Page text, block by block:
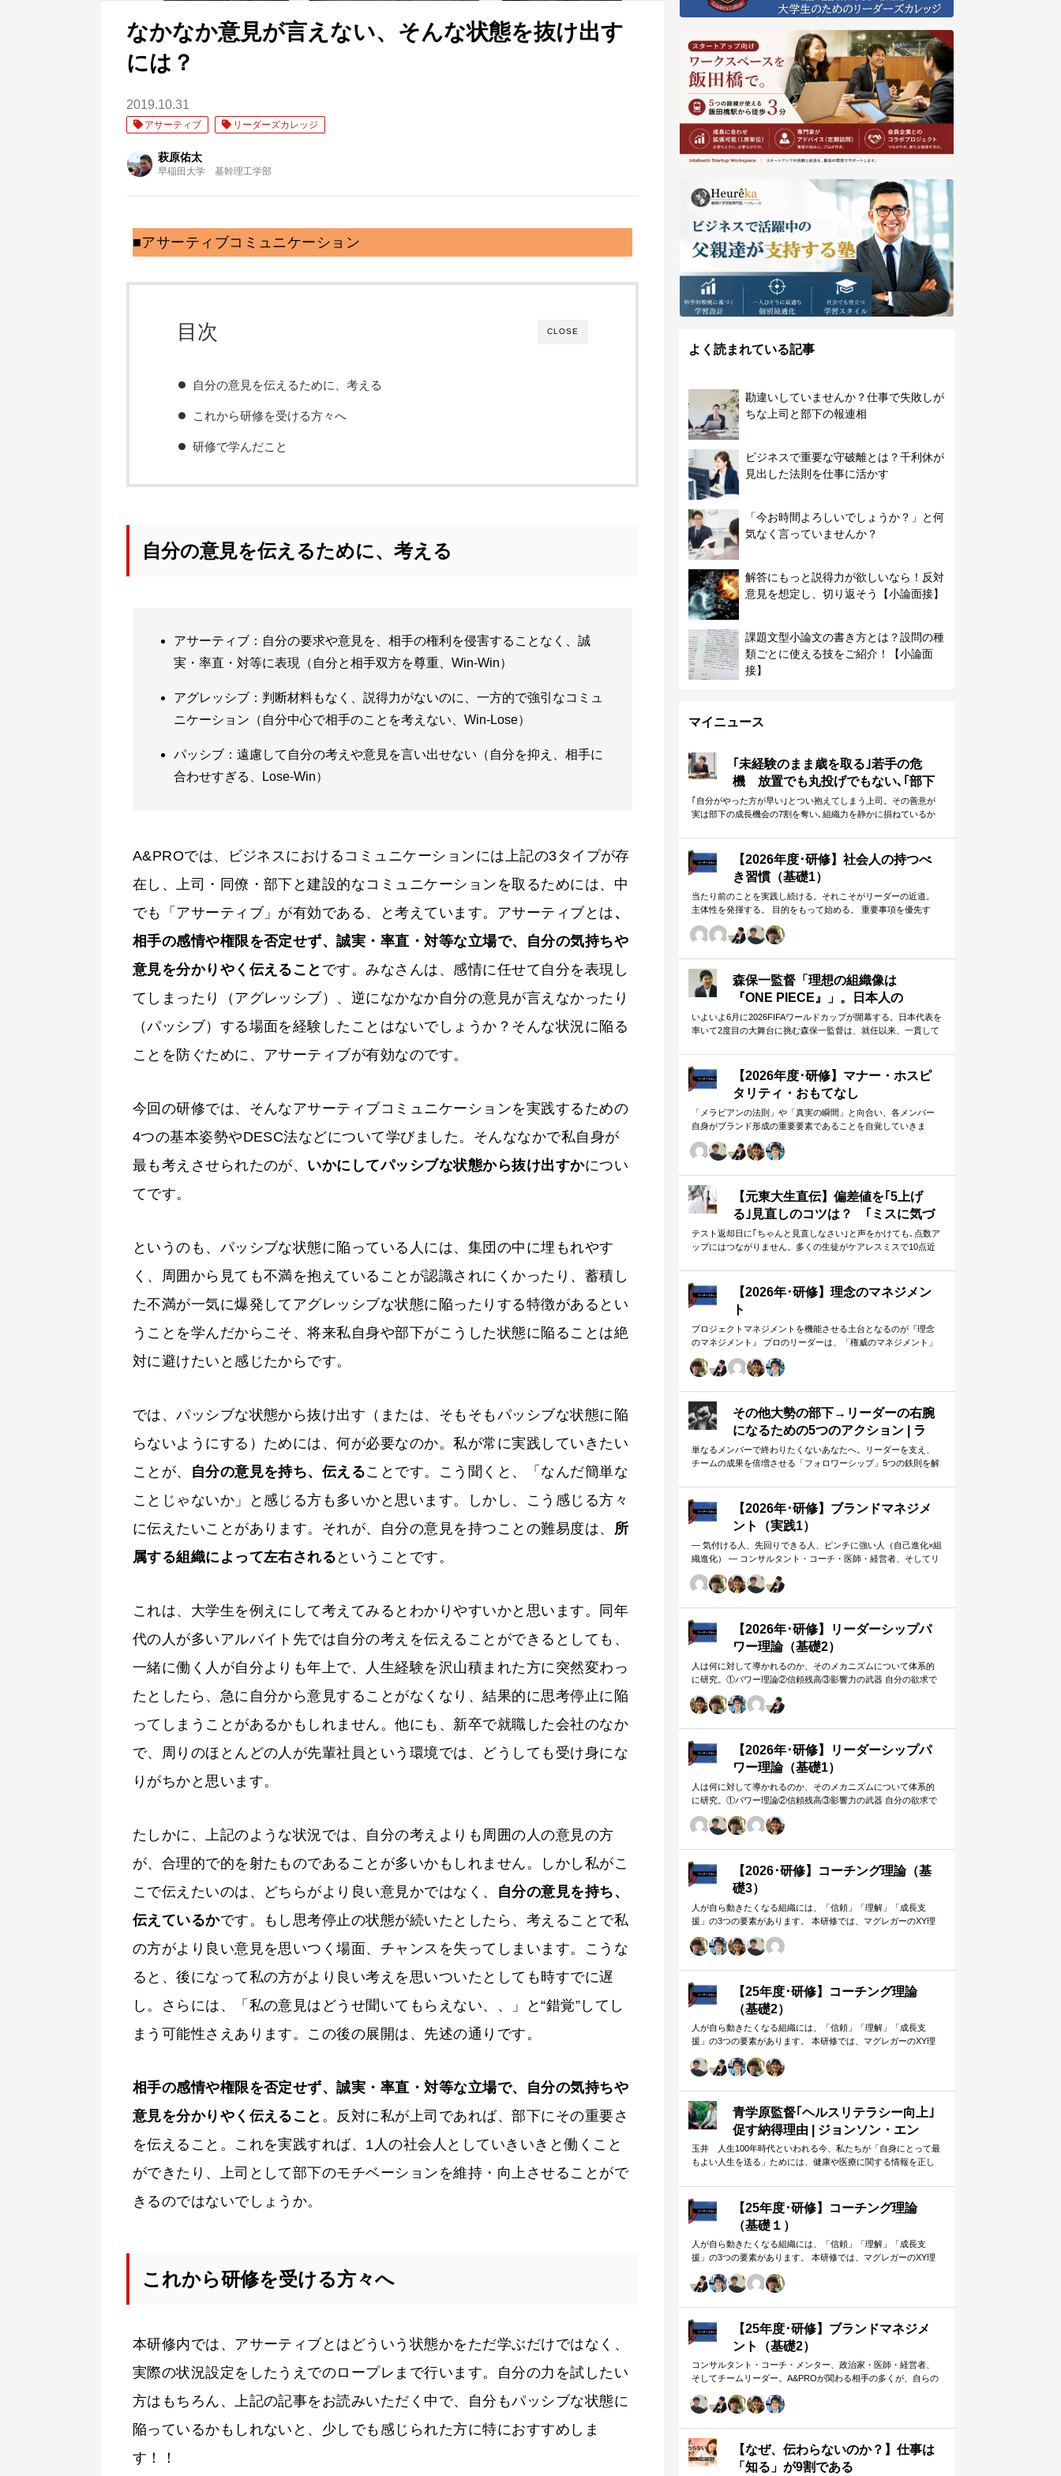
なかなか意見が言えない、そんな状態を抜け出す
には？
2019.10.31
アサーティブ リーダーズカレッジ
萩原佑太
早稲田大学 基幹理工学部
■アサーティブコミュニケーション
CLOSE
目次
自分の意見を伝えるために、考える
これから研修を受ける方々へ
研修で学んだこと
自分の意見を伝えるために、考える
アサーティブ：自分の要求や意見を、相手の権利を侵害することなく、誠
実・率直・対等に表現（自分と相手双方を尊重、Win-Win）
アグレッシブ：判断材料もなく、説得力がないのに、一方的で強引なコミュ
ニケーション（自分中心で相手のことを考えない、Win-Lose）
パッシブ：遠慮して自分の考えや意見を言い出せない（自分を抑え、相手に
合わせすぎる、Lose-Win）
A&PROでは、ビジネスにおけるコミュニケーションには上記の3タイプが存
在し、上司・同僚・部下と建設的なコミュニケーションを取るためには、中
でも「アサーティブ」が有効である、と考えています。アサーティブとは、
相手の感情や権限を否定せず、誠実・率直・対等な立場で、自分の気持ちや
意見を分かりやく伝えること です。みなさんは、感情に任せて自分を表現し
てしまったり（アグレッシブ）、逆になかなか自分の意見が言えなかったり
（パッシブ）する場面を経験したことはないでしょうか？そんな状況に陥る
ことを防ぐために、アサーティブが有効なのです。
今回の研修では、そんなアサーティブコミュニケーションを実践するための
4つの基本姿勢やDESC法などについて学びました。そんななかで私自身が
最も考えさせられたのが、 いかにしてパッシブな状態から抜け出すかについ
てです。
というのも、パッシブな状態に陥っている人には、集団の中に埋もれやす
く、周囲から見ても不満を抱えていることが認識されにくかったり、蓄積し
た不満が一気に爆発してアグレッシブな状態に陥ったりする特徴があるとい
うことを学んだからこそ、将来私自身や部下がこうした状態に陥ることは絶
対に避けたいと感じたからです。
では、パッシブな状態から抜け出す（または、そもそもパッシブな状態に陥
らないようにする）ためには、何が必要なのか。私が常に実践していきたい
ことが、
自分の意見を持ち、伝えることです。こう聞くと、「なんだ簡単な
ことじゃないか」と感じる方も多いかと思います。しかし、こう感じる方々
に伝えたいことがあります。それが、自分の意見を持つことの難易度は、
所
属する組織によって左右される ということです。
これは、大学生を例えにして考えてみるとわかりやすいかと思います。同年
代の人が多いアルバイト先では自分の考えを伝えることができるとしても、
一緒に働く人が自分よりも年上で、人生経験を沢山積まれた方に突然変わっ
たとしたら、急に自分から意見することがなくなり、結果的に思考停止に陥
ってしまうことがあるかもしれません。他にも、新卒で就職した会社のなか
で、周りのほとんどの人が先輩社員という環境では、どうしても受け身にな
りがちかと思います。
たしかに、上記のような状況では、自分の考えよりも周囲の人の意見の方
が、合理的で的を射たものであることが多いかもしれません。しかし私がこ
こで伝えたいのは、どちらがより良い意見かではなく、
自分の意見を持ち、
伝えているかです。もし思考停止の状態が続いたとしたら、考えることで私
の方がより良い意見を思いつく場面、チャンスを失ってしまいます。こうな
ると、後になって私の方がより良い考えを思いついたとしても時すでに遅
し。さらには、「私の意見はどうせ聞いてもらえない、、」と“錯覚”してし
まう可能性さえあります。この後の展開は、先述の通りです。
相手の感情や権限を否定せず、誠実・率直・対等な立場で、自分の気持ちや
意見を分かりやく伝えること 。反対に私が上司であれば、部下にその重要さ
を伝えること。これを実践すれば、1人の社会人としていきいきと働くこと
ができたり、上司として部下のモチベーションを維持・向上させることがで
きるのではないでしょうか。
これから研修を受ける方々へ
本研修内では、アサーティブとはどういう状態かをただ学ぶだけではなく、
実際の状況設定をしたうえでのロープレまで行います。自分の力を試したい
方はもちろん、上記の記事をお読みいただく中で、自分もパッシブな状態に
陥っているかもしれないと、少しでも感じられた方に特におすすめしま
す！！
よく読まれている記事
勘違いしていませんか？仕事で失敗しが
ちな上司と部下の報連相
ビジネスで重要な守破離とは？千利休が
見出した法則を仕事に活かす
「今お時間よろしいでしょうか？」と何
気なく言っていませんか？
解答にもっと説得力が欲しいなら！反対
意見を想定し、切り返そう【小論面接】
課題文型小論文の書き方とは？設問の種
類ごとに使える技をご紹介！【小論面
接】
マイニュース
｢未経験のまま歳を取る｣若手の危
機 放置でも丸投げでもない､｢部下
に任せることができる上司｣になる
方法
｢自分がやった方が早い｣とつい抱えてしまう上司。その善意が
実は部下の成長機会の7割を奪い､組織力を静かに損ねているか
【2026年度･研修】社会人の持つべ
き習慣（基礎1）
当たり前のことを実践し続ける。それこそがリーダーの近道。
主体性を発揮する。 目的をもって始める。 重要事項を優先す
いきます。 評論家ではなく、我がこととして取り組むメンバー
森保一監督「理想の組織像は
『ONE PIECE』」。日本人の
「和」と「魂」を武器に世界へ挑む
①
いよいよ6月に2026FIFAワールドカップが開幕する。日本代表を
率いて2度目の大舞台に挑む森保一監督は、就任以来、一貫して
【2026年度･研修】マナー・ホスピ
タリティ・おもてなし
「メラビアンの法則」や「真実の瞬間」と向合い、各メンバー
自身がブランド形成の重要要素であることを自覚していきま
ナー」「サービス」「ホスピタリティ」「おもてなし」の違い
ーに提供したいリーダーのための研修です。
【元東大生直伝】偏差値を｢5上げ
る｣見直しのコツは？ ｢ミスに気づ
かない｣無意味な作業から脱却を…
カギは試験"前"
テスト返却日に｢ちゃんと見直しなさい｣と声をかけても､点数ア
ップにはつながりません。多くの生徒がケアレスミスで10点近
【2026年･研修】理念のマネジメン
ト
プロジェクトマネジメントを機能させる土台となるのが『理念
のマネジメント』 プロのリーダーは、「権威のマネジメント」
「好き・嫌い」や「多数決」ではなく、説得力ある提案を互い
その他大勢の部下→リーダーの右腕
になるための5つのアクション | ラ
イフハッカー・ジャパン
単なるメンバーで終わりたくないあなたへ。リーダーを支え、
チームの成果を倍増させる「フォロワーシップ」5つの鉄則を解
【2026年･研修】ブランドマネジメ
ント（実践1）
― 気付ける人、先回りできる人、ピンチに強い人（自己進化×組
織進化） ― コンサルタント・コーチ・医師・経営者、そしてリ
【2026年･研修】リーダーシップパ
ワー理論（基礎2）
人は何に対して導かれるのか、そのメカニズムについて体系的
に研究。①パワー理論②信頼残高③影響力の武器 自分の欲求で
【2026年･研修】リーダーシップパ
ワー理論（基礎1）
人は何に対して導かれるのか、そのメカニズムについて体系的
に研究。①パワー理論②信頼残高③影響力の武器 自分の欲求で
【2026･研修】コーチング理論（基
礎3）
人が自ら動きたくなる組織には、「信頼」「理解」「成長支
援」の3つの要素があります。 本研修では、マグレガーのXY理
「人はなぜ動くのか」「どうすれば自ら動くようになるのか」
顧客対応の難航など）を、“人間理解”を通して紐解く実践型のプ
ログラムです。
【25年度･研修】コーチング理論
（基礎2）
人が自ら動きたくなる組織には、「信頼」「理解」「成長支
援」の3つの要素があります。 本研修では、マグレガーのXY理
「人はなぜ動くのか」「どうすれば自ら動くようになるのか」
顧客対応の難航など）を、“人間理解”を通して紐解く実践型のプ
ログラムです。
青学原監督｢ヘルスリテラシー向上｣
促す納得理由 | ジョンソン・エン
ド・ジョンソン | 東洋経済オンライ
ン
玉井 人生100年時代といわれる今、私たちが「自身にとって最
もよい人生を送る」ためには、健康や医療に関する情報を正し
【25年度･研修】コーチング理論
（基礎１）
人が自ら動きたくなる組織には、「信頼」「理解」「成長支
援」の3つの要素があります。 本研修では、マグレガーのXY理
「人はなぜ動くのか」「どうすれば自ら動くようになるのか」
顧客対応の難航など）を、“人間理解”を通して紐解く実践型のプ
ログラムです。
【25年度･研修】ブランドマネジメ
ント（基礎2）
コンサルタント・コーチ・メンター、政治家・医師・経営者、
そしてチームリーダー。A&PROが関わる相手の多くが、自らの
【なぜ、伝わらないのか？】仕事は
「知る」が9割である